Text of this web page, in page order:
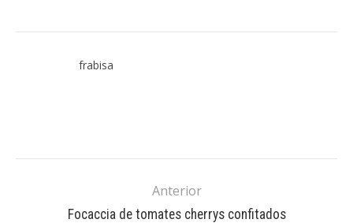
frabisa
Anterior
Focaccia de tomates cherrys confitados